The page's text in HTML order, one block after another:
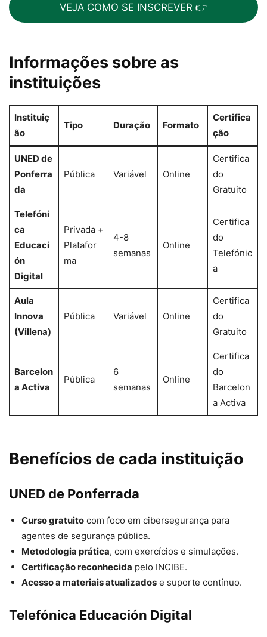
VEJA COMO SE INSCREVER 👉
Informações sobre as
instituições
Instituiç
ão
Tipo Duração Formato
Certifica
ção
UNED de
Ponferra
da
Pública Variável Online
Certifica
do
Gratuito
Telefóni
ca
Educaci
ón
Digital
Privada +
Platafor
ma
4-8
semanas
Online
Certifica
do
Telefónic
a
Aula
Innova
(Villena)
Pública Variável Online
Certifica
do
Gratuito
Barcelon
a Activa
Pública
6
semanas
Online
Certifica
do
Barcelon
a Activa
Benefícios de cada instituição
UNED de Ponferrada
Curso gratuito com foco em cibersegurança para
agentes de segurança pública.
Metodologia prática, com exercícios e simulações.
Certificação reconhecida pelo INCIBE.
Acesso a materiais atualizados e suporte contínuo.
Telefónica Educación Digital